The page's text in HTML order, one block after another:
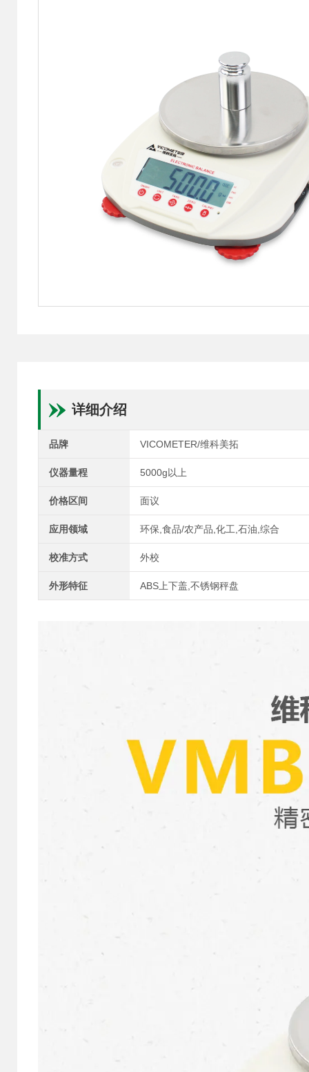
详细介绍
品牌 VICOMETER/维科美拓
仪器量程 5000g以上
价格区间 面议
应用领域 环保,食品/农产品,化工,石油,综合
校准方式 外校
外形特征 ABS上下盖,不锈钢秤盘